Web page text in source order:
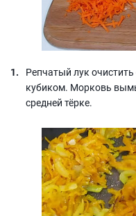
Репчатый лук
кубиком. Морковь
средней тёрке.